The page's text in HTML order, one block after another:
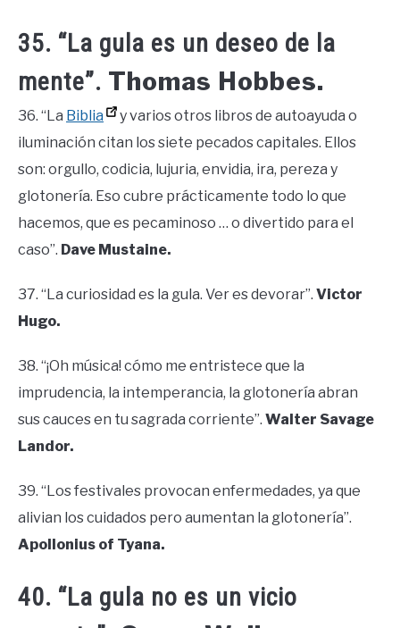
35. “La gula es un deseo de la
mente”. Thomas Hobbes.
36. “La Biblia
y varios otros libros de autoayuda o
iluminación citan los siete pecados capitales. Ellos
son: orgullo, codicia, lujuria, envidia, ira, pereza y
glotonería. Eso cubre prácticamente todo lo que
hacemos, que es pecaminoso … o divertido para el
caso”. Dave Mustaine.
37. “La curiosidad es la gula. Ver es devorar”. Victor
Hugo.
38. “¡Oh música! cómo me entristece que la
imprudencia, la intemperancia, la glotonería abran
sus cauces en tu sagrada corriente”. Walter Savage
Landor.
39. “Los festivales provocan enfermedades, ya que
alivian los cuidados pero aumentan la glotonería”.
Apollonius of Tyana.
40. “La gula no es un vicio